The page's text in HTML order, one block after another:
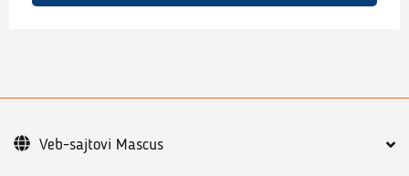
Veb-sajtovi Mascus